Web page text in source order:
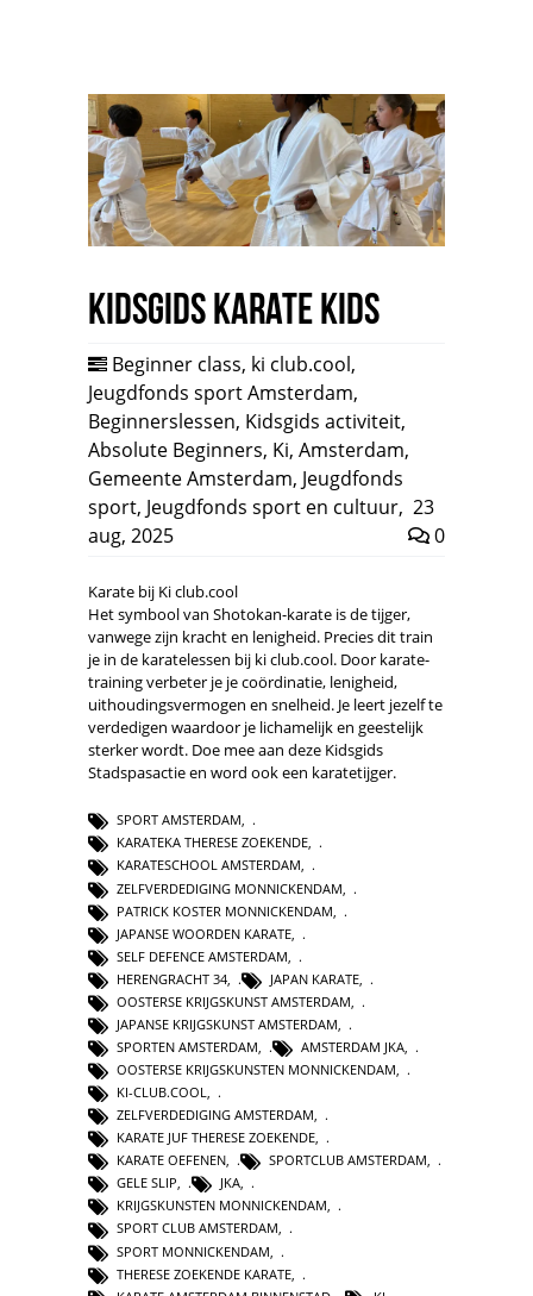
Kidsgids Karate Kids
Beginner class, ki club.cool,
Jeugdfonds sport Amsterdam,
Beginnerslessen, Kidsgids activiteit,
Absolute Beginners, Ki, Amsterdam,
Gemeente Amsterdam, Jeugdfonds
sport, Jeugdfonds sport en cultuur, 23
aug, 2025
0
Karate bij Ki club.cool
Het symbool van Shotokan-karate is de tijger,
vanwege zijn kracht en lenigheid. Precies dit train
je in de karatelessen bij ki club.cool. Door karate-
training verbeter je je coördinatie, lenigheid,
uithoudingsvermogen en snelheid. Je leert jezelf te
verdedigen waardoor je lichamelijk en geestelijk
sterker wordt. Doe mee aan deze Kidsgids
Stadspasactie en word ook een karatetijger.
SPORT AMSTERDAM,
KARATEKA THERESE ZOEKENDE,
KARATESCHOOL AMSTERDAM,
ZELFVERDEDIGING MONNICKENDAM
PATRICK KOSTER MONNICKENDAM
JAPANSE WOORDEN KARATE
SELF DEFENCE AMSTERDAM
HERENGRACHT 34
JAPAN KARATE
OOSTERSE KRIJGSKUNST AMSTERDAM
JAPANSE KRIJGSKUNST AMSTERDAM
SPORTEN AMSTERDAM
AMSTERDAM JKA
OOSTERSE KRIJGSKUNSTEN MONNICKENDAM,
KI-CLUB.COOL,
ZELFVERDEDIGING AMSTERDAM,
KARATE JUF THERESE ZOEKENDE,
KARATE OEFENEN, SPORTCLUB AMSTERDAM,
GELE SLIP, JKA,
KRIJGSKUNSTEN MONNICKENDAM,
SPORT CLUB AMSTERDAM,
SPORT MONNICKENDAM
THERESE ZOEKENDE KARATE